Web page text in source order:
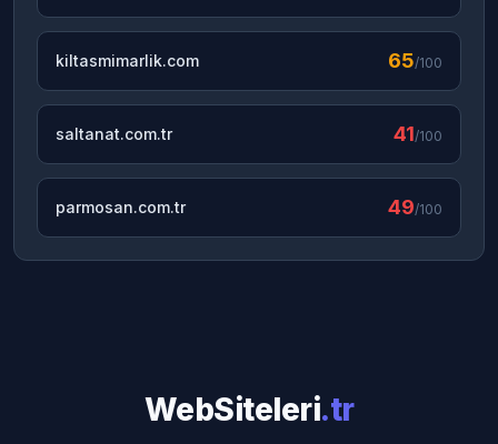
kiltasmimarlik.com 65/100
saltanat.com.tr 41/100
parmosan.com.tr 49/100
WebSiteleri.tr